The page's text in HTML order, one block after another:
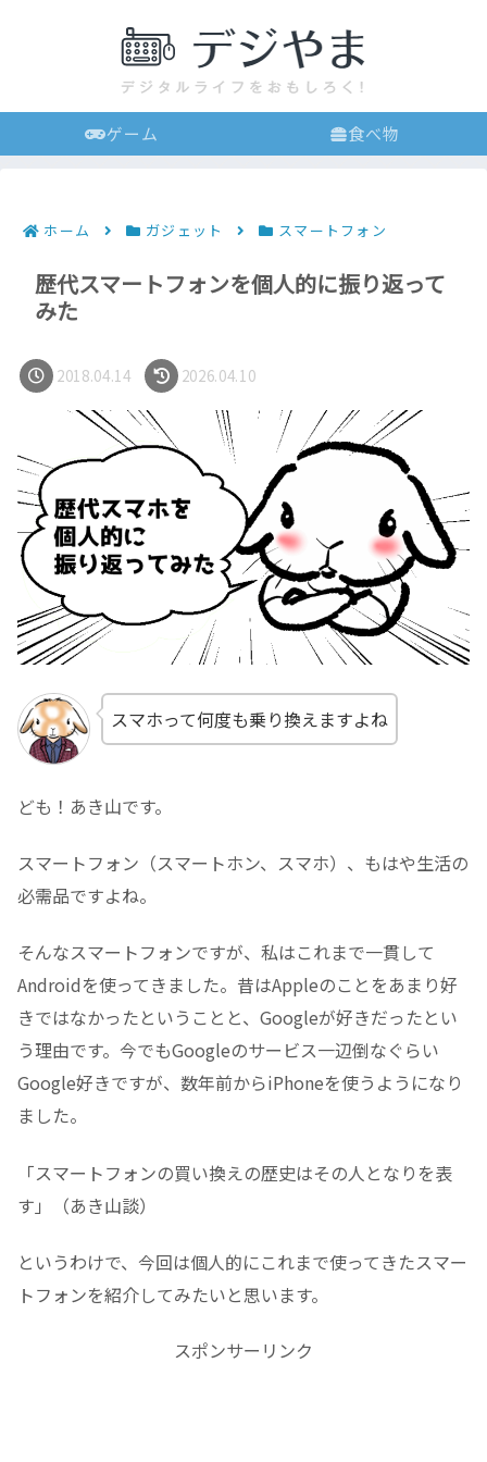
ゲーム 食べ物
ホーム ガジェット スマートフォン
歴代スマートフォンを個人的に振り返って
みた
2018.04.14 2026.04.10
スマホって何度も乗り換えますよね
ども！あき山です。
スマートフォン（スマートホン、スマホ）、もはや生活の
必需品ですよね。
そんなスマートフォンですが、私はこれまで一貫して
Androidを使ってきました。昔はAppleのことをあまり好
きではなかったということと、Googleが好きだったとい
う理由です。今でもGoogleのサービス一辺倒なぐらい
Google好きですが、数年前からiPhoneを使うようになり
ました。
「スマートフォンの買い換えの歴史はその人となりを表
す」（あき山談）
というわけで、今回は個人的にこれまで使ってきたスマー
トフォンを紹介してみたいと思います。
スポンサーリンク